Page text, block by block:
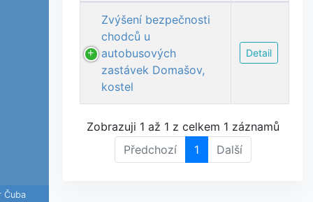
Čuba
Zvýšení bezpečnosti
chodců u
autobusových
zastávek Domašov,
kostel
Detail
Zobrazuji 1 až 1 z celkem 1 záznamů
Předchozí
1 Další